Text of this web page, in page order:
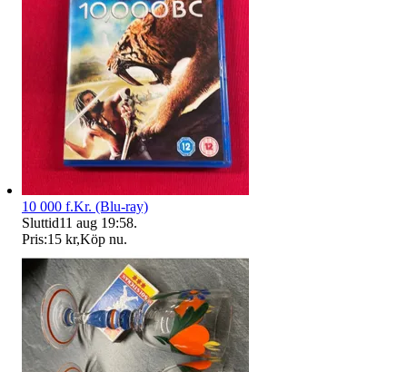
10 000 f.Kr. (Blu-ray)
Sluttid11 aug 19:58.
Pris:15 kr,Köp nu.